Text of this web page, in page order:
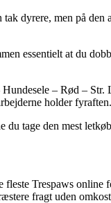
dyrere, men på den
essentielt at du
– Rød –
holder fyraften.
du tage den mest
Trespaws online
fragt uden